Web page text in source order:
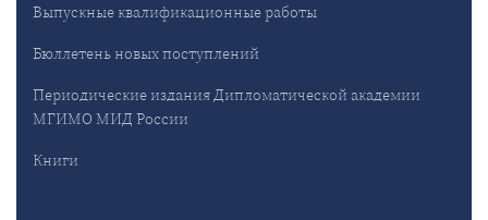
Выпускные квалификационные работы
Бюллетень новых поступлений
Периодические издания Дипломатической академии
МГИМО МИД России
Книги